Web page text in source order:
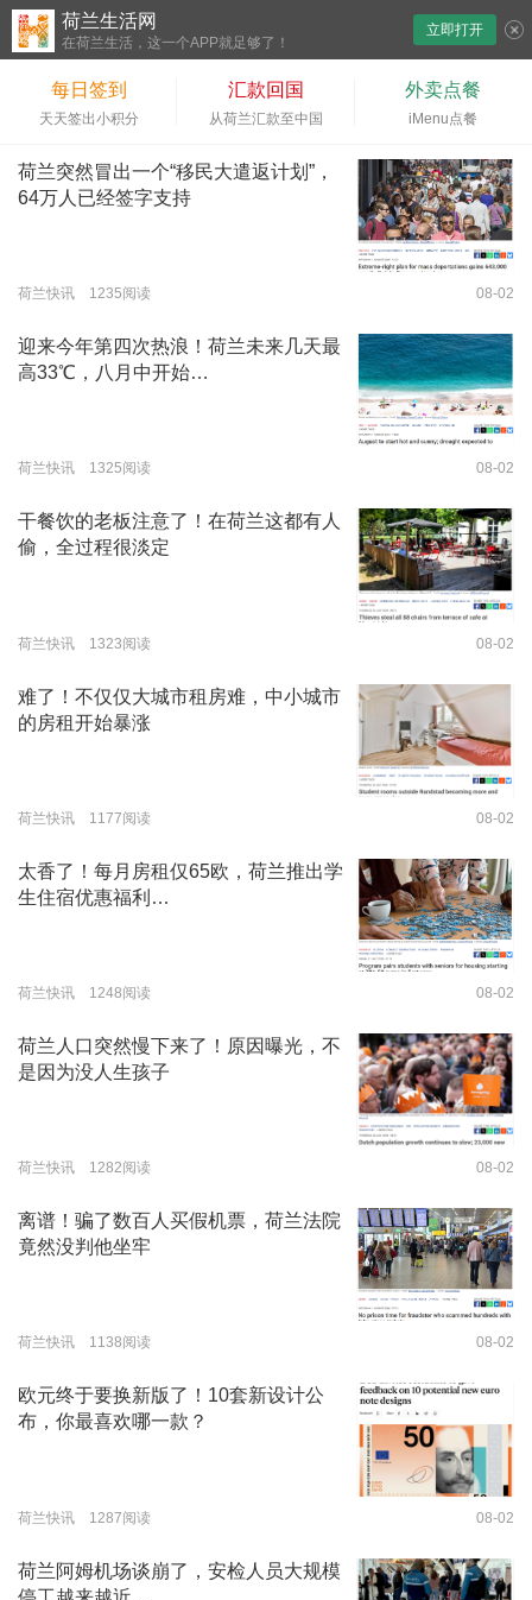
荷兰生活网
在荷兰生活，这一个APP就足够了！
立即打开
每日签到
天天签出小积分
汇款回国
从荷兰汇款至中国
外卖点餐
iMenu点餐
荷兰突然冒出一个“移民大遣返计划”，
64万人已经签字支持
荷兰快讯 1235阅读 08-02
迎来今年第四次热浪！荷兰未来几天最
高33℃，八月中开始…
荷兰快讯 1325阅读 08-02
干餐饮的老板注意了！在荷兰这都有人
偷，全过程很淡定
荷兰快讯 1323阅读 08-02
难了！不仅仅大城市租房难，中小城市
的房租开始暴涨
荷兰快讯 1177阅读 08-02
太香了！每月房租仅65欧，荷兰推出学
生住宿优惠福利…
荷兰快讯 1248阅读 08-02
荷兰人口突然慢下来了！原因曝光，不
是因为没人生孩子
荷兰快讯 1282阅读 08-02
离谱！骗了数百人买假机票，荷兰法院
竟然没判他坐牢
荷兰快讯 1138阅读 08-02
欧元终于要换新版了！10套新设计公
布，你最喜欢哪一款？
荷兰快讯 1287阅读 08-02
荷兰阿姆机场谈崩了，安检人员大规模